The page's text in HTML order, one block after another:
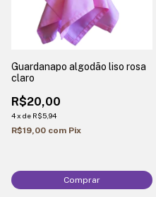
Guardanapo algodão liso rosa
claro
R$20,00
4x de R$5,94
R$19,00 com Pix